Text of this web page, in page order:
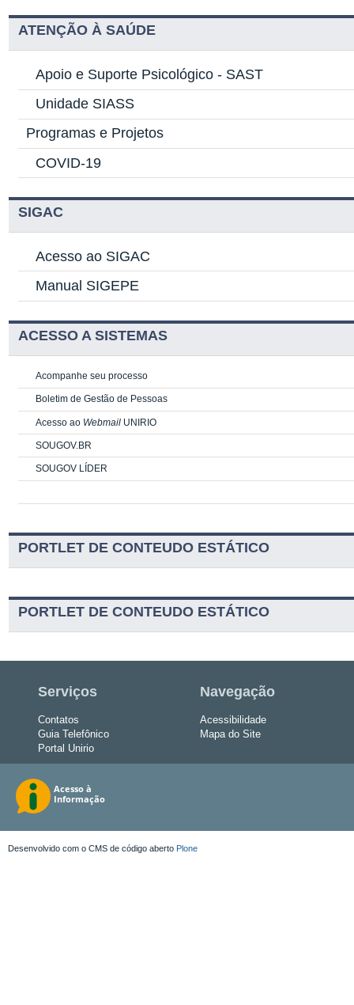
ATENÇÃO À SAÚDE
Apoio e Suporte Psicológico - SAST
Unidade SIASS
Programas e Projetos
COVID-19
SIGAC
Acesso ao SIGAC
Manual SIGEPE
ACESSO A SISTEMAS
Acompanhe seu processo
Boletim de Gestão de Pessoas
Acesso ao Webmail UNIRIO
SOUGOV.BR
SOUGOV LÍDER
PORTLET DE CONTEUDO ESTÁTICO
PORTLET DE CONTEUDO ESTÁTICO
Serviços
Contatos
Guia Telefônico
Portal Unirio
Navegação
Acessibilidade
Mapa do Site
Desenvolvido com o CMS de código aberto Plone